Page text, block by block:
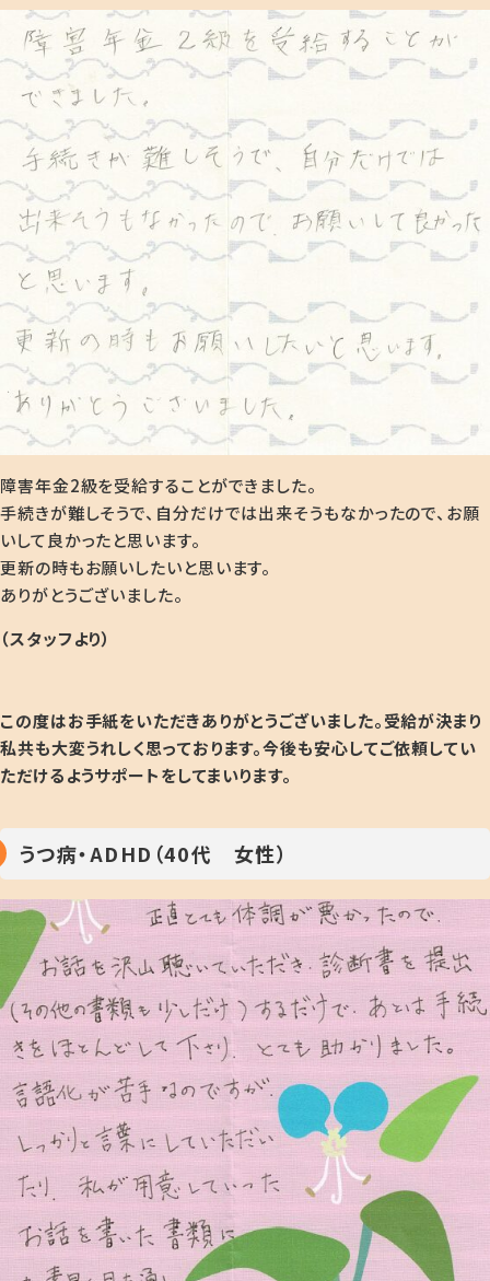
障害年金2級を受給することができました。
手続きが難しそうで、自分だけでは出来そうもなかったので、お願
いして良かったと思います。
更新の時もお願いしたいと思います。
ありがとうございました。
（スタッフより）
この度はお手紙をいただきありがとうございました。受給が決まり
私共も大変うれしく思っております。今後も安心してご依頼してい
ただけるようサポートをしてまいります。
うつ病・ADHD（40代 女性）